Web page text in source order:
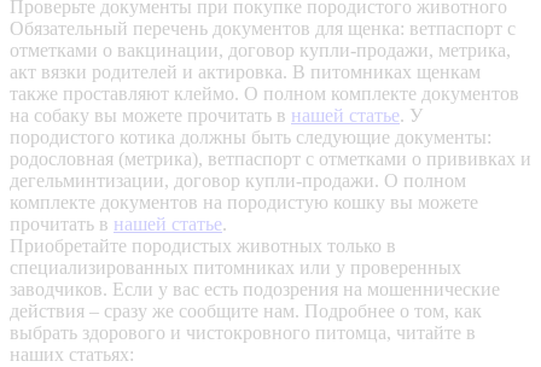
Проверьте документы при покупке породистого животного
Обязательный перечень документов для щенка: ветпаспорт с
отметками о вакцинации, договор купли-продажи, метрика,
акт вязки родителей и актировка. В питомниках щенкам
также проставляют клеймо. О полном комплекте документов
на собаку вы можете прочитать в нашей статье. У
породистого котика должны быть следующие документы:
родословная (метрика), ветпаспорт с отметками о прививках и
дегельминтизации, договор купли-продажи. О полном
комплекте документов на породистую кошку вы можете
прочитать в нашей статье.
Приобретайте породистых животных только в
специализированных питомниках или у проверенных
заводчиков. Если у вас есть подозрения на мошеннические
действия – сразу же сообщите нам. Подробнее о том, как
выбрать здорового и чистокровного питомца, читайте в
наших статьях: